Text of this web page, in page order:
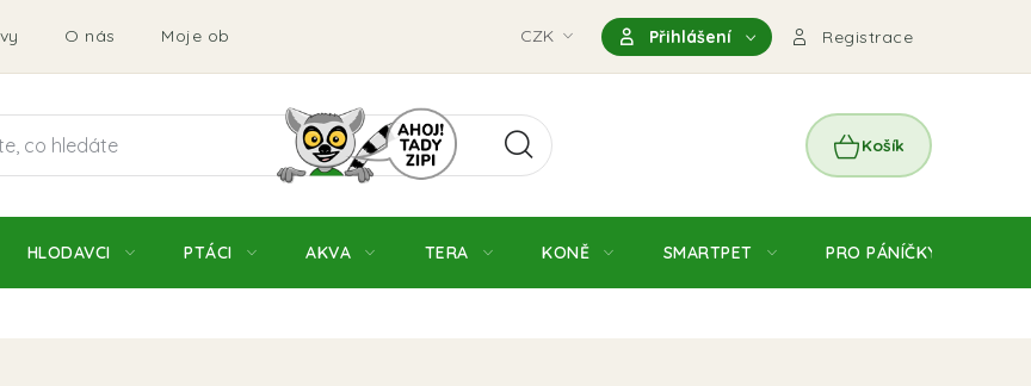
O nás Moje objednávka Obchodní podmínky Magazín Výdejní místo Pohořelice
CZK Přihlášení Registrace
NÁKUPNÍ
HLODAVCI PTÁCI AKVA TERA KONĚ SMARTPET PRO PÁNÍČKY